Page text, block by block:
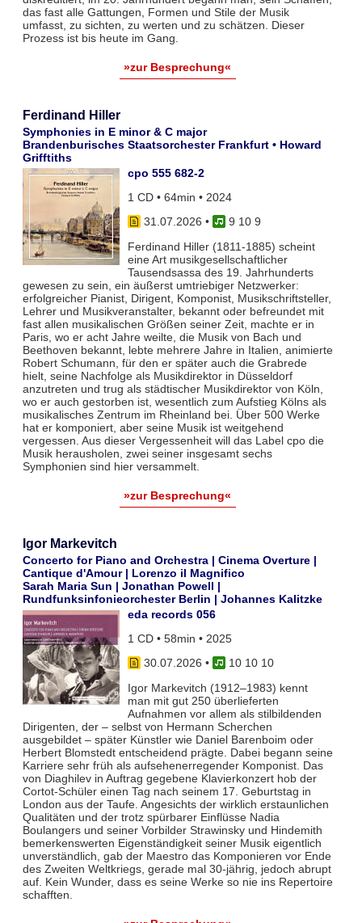
das fast alle Gattungen, Formen und Stile der Musik
umfasst, zu sichten, zu werten und zu schätzen. Dieser
Prozess ist bis heute im Gang.
»zur Besprechung«
Ferdinand Hiller
Symphonies in E minor & C major
Brandenburisches Staatsorchester Frankfurt • Howard
Grifftiths
cpo 555 682-2
1 CD • 64min • 2024
31.07.2026 •
9 10 9
Ferdinand Hiller (1811-1885) scheint
eine Art musikgesellschaftlicher
Tausendsassa des 19. Jahrhunderts
gewesen zu sein, ein äußerst umtriebiger Netzwerker:
erfolgreicher Pianist, Dirigent, Komponist, Musikschriftsteller,
Lehrer und Musikveranstalter, bekannt oder befreundet mit
fast allen musikalischen Größen seiner Zeit, machte er in
Paris, wo er acht Jahre weilte, die Musik von Bach und
Beethoven bekannt, lebte mehrere Jahre in Italien, animierte
Robert Schumann, für den er später auch die Grabrede
hielt, seine Nachfolge als Musikdirektor in Düsseldorf
anzutreten und trug als städtischer Musikdirektor von Köln,
wo er auch gestorben ist, wesentlich zum Aufstieg Kölns als
musikalisches Zentrum im Rheinland bei. Über 500 Werke
hat er komponiert, aber seine Musik ist weitgehend
vergessen. Aus dieser Vergessenheit will das Label cpo die
Musik herausholen, zwei seiner insgesamt sechs
Symphonien sind hier versammelt.
»zur Besprechung«
Igor Markevitch
Concerto for Piano and Orchestra | Cinema Overture |
Cantique d'Amour | Lorenzo il Magnifico
Sarah Maria Sun | Jonathan Powell |
Rundfunksinfonieorchester Berlin | Johannes Kalitzke
eda records 056
1 CD • 58min • 2025
30.07.2026 •
10 10 10
Igor Markevitch (1912–1983) kennt
man mit gut 250 überlieferten
Aufnahmen vor allem als stilbildenden
Dirigenten, der – selbst von Hermann Scherchen
ausgebildet – später Künstler wie Daniel Barenboim oder
Herbert Blomstedt entscheidend prägte. Dabei begann seine
Karriere sehr früh als aufsehenerregender Komponist. Das
von Diaghilev in Auftrag gegebene Klavierkonzert hob der
Cortot-Schüler einen Tag nach seinem 17. Geburtstag in
London aus der Taufe. Angesichts der wirklich erstaunlichen
Qualitäten und der trotz spürbarer Einflüsse Nadia
Boulangers und seiner Vorbilder Strawinsky und Hindemith
bemerkenswerten Eigenständigkeit seiner Musik eigentlich
unverständlich, gab der Maestro das Komponieren vor Ende
des Zweiten Weltkriegs, gerade mal 30-jährig, jedoch abrupt
auf. Kein Wunder, dass es seine Werke so nie ins Repertoire
schafften.